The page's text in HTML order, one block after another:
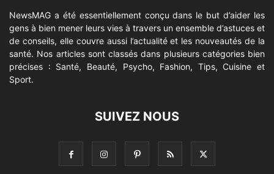
NewsMAG a été essentiellement conçu dans le but d’aider les
gens à bien mener leurs vies à travers un ensemble d’astuces et
de conseils, elle couvre aussi l’actualité et les nouveautés de la
santé. Nos articles sont classés dans plusieurs catégories bien
précises : Santé, Beauté, Psycho, Fashion, Tips, Cuisine et
Sport.
SUIVEZ NOUS